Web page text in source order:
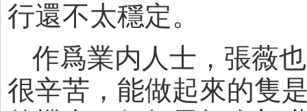
行還不太穩定。
作爲業内人士，張薇
很辛苦，能做起來的隻